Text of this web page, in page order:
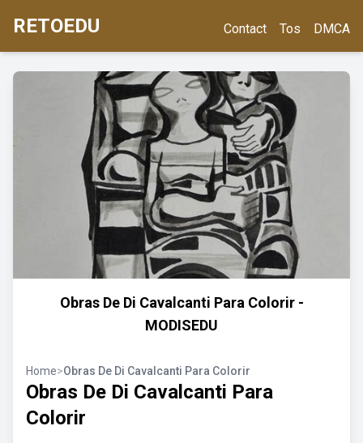
RETOEDU Contact Tos DMCA
Obras De Di Cavalcanti Para Colorir -
MODISEDU
Home>Obras De Di Cavalcanti Para Colorir
Obras De Di Cavalcanti Para
Colorir